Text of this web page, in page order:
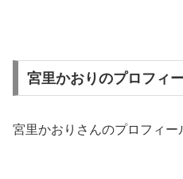
宮里かおりのプロフィ
宮里かおりさんのプロフィー